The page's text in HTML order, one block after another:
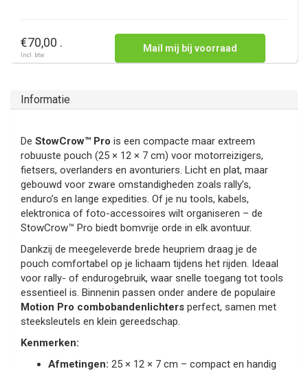
€70,00 .
Incl. btw
Mail mij bij voorraad
Informatie
De StowCrow™ Pro is een compacte maar extreem
robuuste pouch (25 × 12 × 7 cm) voor motorreizigers,
fietsers, overlanders en avonturiers. Licht en plat, maar
gebouwd voor zware omstandigheden zoals rally’s,
enduro’s en lange expedities. Of je nu tools, kabels,
elektronica of foto-accessoires wilt organiseren – de
StowCrow™ Pro biedt bomvrije orde in elk avontuur.
Dankzij de meegeleverde brede heupriem draag je de
pouch comfortabel op je lichaam tijdens het rijden. Ideaal
voor rally- of endurogebruik, waar snelle toegang tot tools
essentieel is. Binnenin passen onder andere de populaire
Motion Pro combobandenlichters perfect, samen met
steeksleutels en klein gereedschap.
Kenmerken:
Afmetingen: 25 × 12 × 7 cm – compact en handig